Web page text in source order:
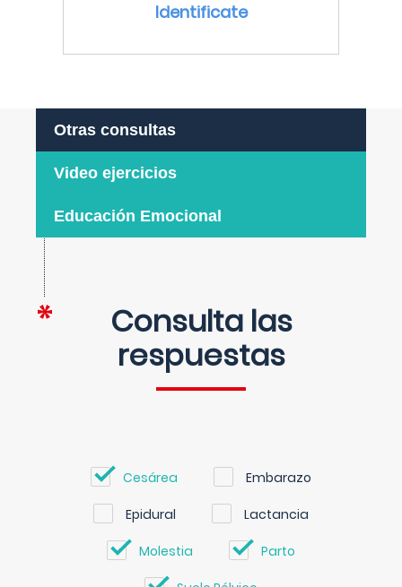
Identificate
Otras consultas
Video ejercicios
Educación Emocional
Consulta las
respuestas
Cesárea Embarazo
Epidural Lactancia
Molestia Parto